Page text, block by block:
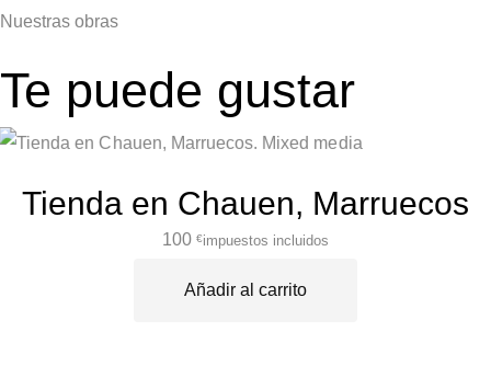
Nuestras obras
Te puede gustar
Tienda en Chauen, Marruecos
100 €impuestos incluidos
Añadir al carrito